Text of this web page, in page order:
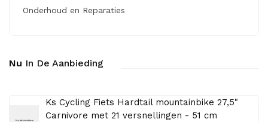
Onderhoud en Reparaties
Nu In De Aanbieding
Ks Cycling Fiets Hardtail mountainbike 27,5"
Carnivore met 21 versnellingen - 51 cm